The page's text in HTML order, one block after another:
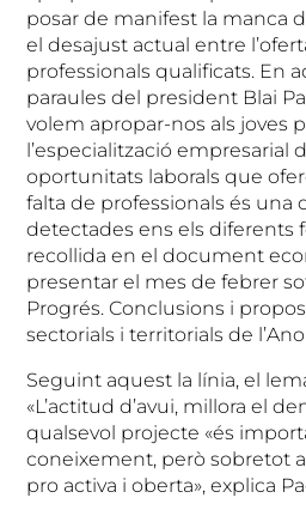
posar de manifest la manca
el desajust actual entre
professionals qualificats. En
paraules del president Blai
volem apropar-nos als joves
l’especialització empresarial
oportunitats laborals que
falta de professionals és una
detectades ens els diferents
recollida en el document
presentar el mes de febrer
Progrés. Conclusions i
sectorials i territorials de
Seguint aquest la línia, el
«L’actitud d’avui, millora el
qualsevol projecte «és
coneixement, però sobretot
pro activa i oberta», explica